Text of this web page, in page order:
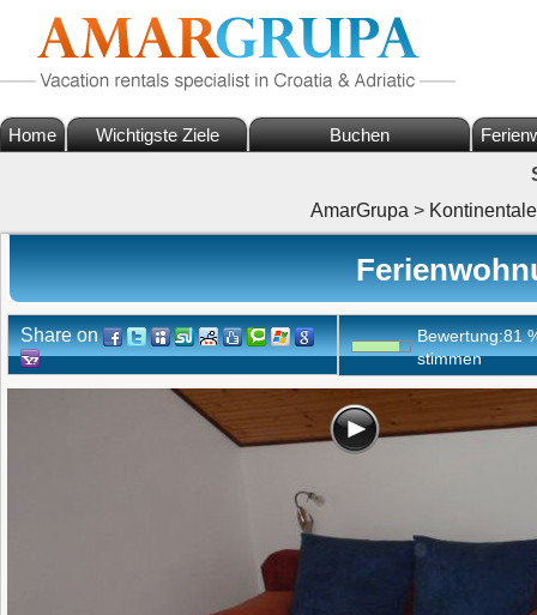
Home Wichtigste Ziele Buchen
AmarGrupa >
Share on Bewertung:81
stimmen